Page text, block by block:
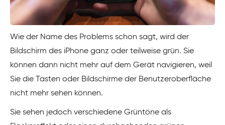
Wie der Name des Problems schon sagt, wird der
Bildschirm des iPhone ganz oder teilweise grün. Sie
können dann nicht mehr auf dem Gerät navigieren, weil
Sie die Tasten oder Bildschirme der Benutzeroberfläche
nicht mehr sehen können.
Sie sehen jedoch verschiedene Grüntöne als